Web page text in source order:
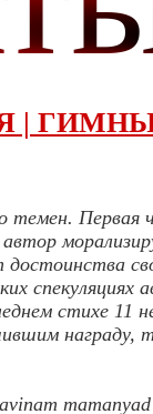
ГИМНЫ
темен. Первая
достоинства
спекуляциях
стихе 11
награду,